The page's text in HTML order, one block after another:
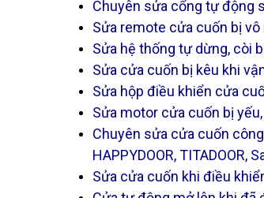
Chuyên sửa cổng tự động
Sửa remote cửa cuốn bị
Sửa hệ thống tự dừng, còi
Sửa cửa cuốn bị kêu khi
Sửa hộp điều khiển cửa
Sửa motor cửa cuốn bị
Chuyên sửa cửa cuốn công
HAPPYDOOR, TITADOOR,
Sửa cửa cuốn khi điều